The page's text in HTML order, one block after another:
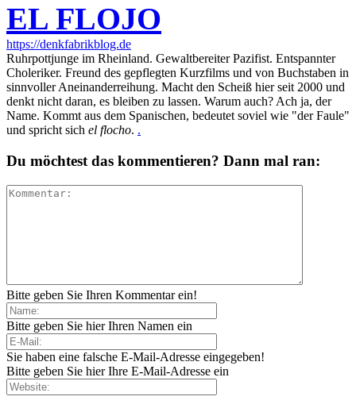
EL FLOJO
https://denkfabrikblog.de
Ruhrpottjunge im Rheinland. Gewaltbereiter Pazifist. Entspannter
Choleriker. Freund des gepflegten Kurzfilms und von Buchstaben in
sinnvoller Aneinanderreihung. Macht den Scheiß hier seit 2000 und
denkt nicht daran, es bleiben zu lassen. Warum auch? Ach ja, der
Name. Kommt aus dem Spanischen, bedeutet soviel wie "der Faule"
und spricht sich el flocho. .
Du möchtest das kommentieren? Dann mal ran:
Bitte geben Sie Ihren Kommentar ein!
Bitte geben Sie hier Ihren Namen ein
Sie haben eine falsche E-Mail-Adresse eingegeben!
Bitte geben Sie hier Ihre E-Mail-Adresse ein